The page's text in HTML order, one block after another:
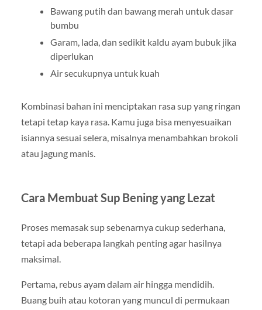
Bawang putih dan bawang merah untuk dasar
bumbu
Garam, lada, dan sedikit kaldu ayam bubuk jika
diperlukan
Air secukupnya untuk kuah
Kombinasi bahan ini menciptakan rasa sup yang ringan
tetapi tetap kaya rasa. Kamu juga bisa menyesuaikan
isiannya sesuai selera, misalnya menambahkan brokoli
atau jagung manis.
Cara Membuat Sup Bening yang Lezat
Proses memasak sup sebenarnya cukup sederhana,
tetapi ada beberapa langkah penting agar hasilnya
maksimal.
Pertama, rebus ayam dalam air hingga mendidih.
Buang buih atau kotoran yang muncul di permukaan